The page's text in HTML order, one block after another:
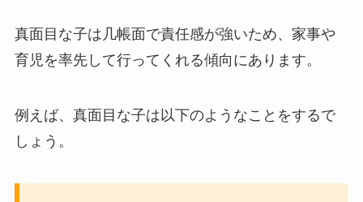
真面目な子は几帳面で責任感が強いため、家事や
育児を率先して行ってくれる傾向にあります。
例えば、真面目な子は以下のようなことをするで
しょう。